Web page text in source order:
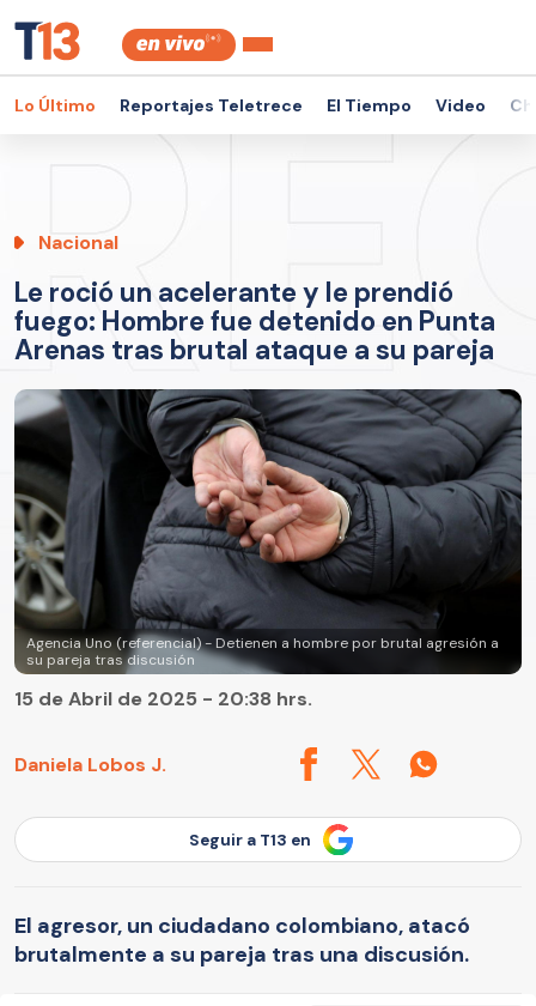
Lo Último Reportajes Teletrece El Tiempo Video
Nacional
Le roció un acelerante y le prendió
fuego: Hombre fue detenido en Punta
Arenas tras brutal ataque a su pareja
Agencia Uno (referencial) - Detienen a hombre por brutal agresión a
su pareja tras discusión
Daniela Lobos J.
15 de Abril de 2025 - 20:38 hrs.
Seguir a T13 en
El agresor, un ciudadano colombiano, atacó
brutalmente a su pareja tras una discusión.